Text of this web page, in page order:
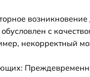
возникновение
с
некорректный